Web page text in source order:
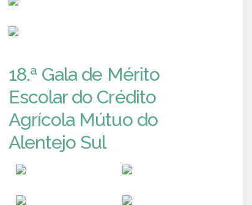
18.ª Gala de Mérito
Escolar do Crédito
Agrícola Mútuo do
Alentejo Sul